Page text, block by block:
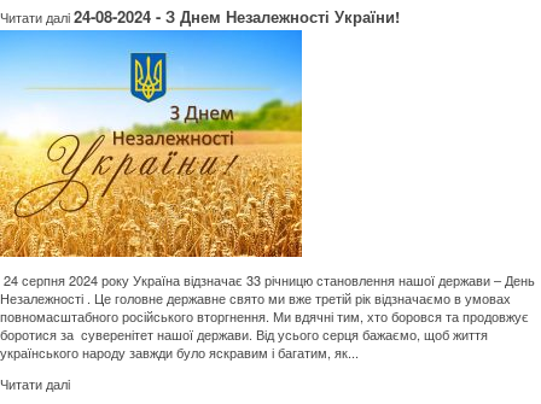
Читати далi24-08-2024 - З Днем Незалежності України!
24 серпня 2024 року Україна відзначає 33 річницю становлення нашої держави – День
Незалежності . Це головне державне свято ми вже третій рік відзначаємо в умовах
повномасштабного російського вторгнення. Ми вдячні тим, хто боровся та продовжує
боротися за суверенітет нашої держави. Від усього серця бажаємо, щоб життя
українського народу завжди було яскравим і багатим, як...
Читати далi